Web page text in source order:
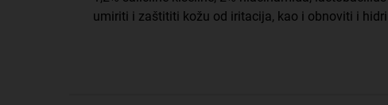
umiriti i zaštititi kožu od iritacija, kao i obnoviti i